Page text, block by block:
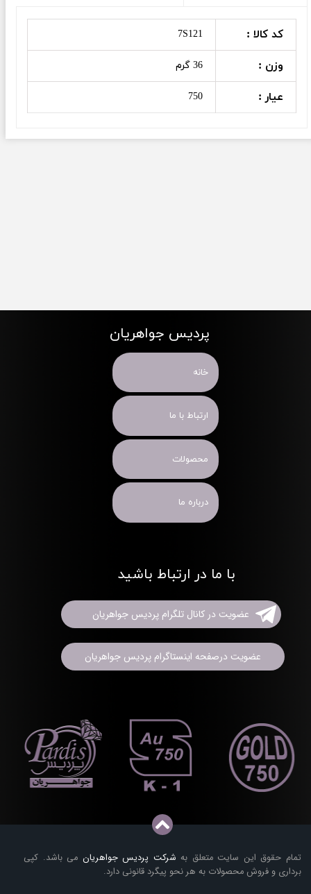
کد کالا : 7S121
وزن : 36 گرم
عیار : 750
تمام حقوق این سایت متعلق به شرکت پردیس جواهریان می باشد. کپی
برداری و فروش محصولات به هر نحو پیگرد قانونی دارد.
پردیس جواهریان
خانه
ارتباط با ما
محصولات
درباره ما
با ما در ارتباط باشید
عضویت در کانال تلگرام پردیس جواهریان
عضویت درصفحه اینستاگرام پردیس جواهریان